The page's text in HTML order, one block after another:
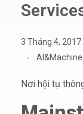
3 Tháng 4, 2017
Nơi hội tụ